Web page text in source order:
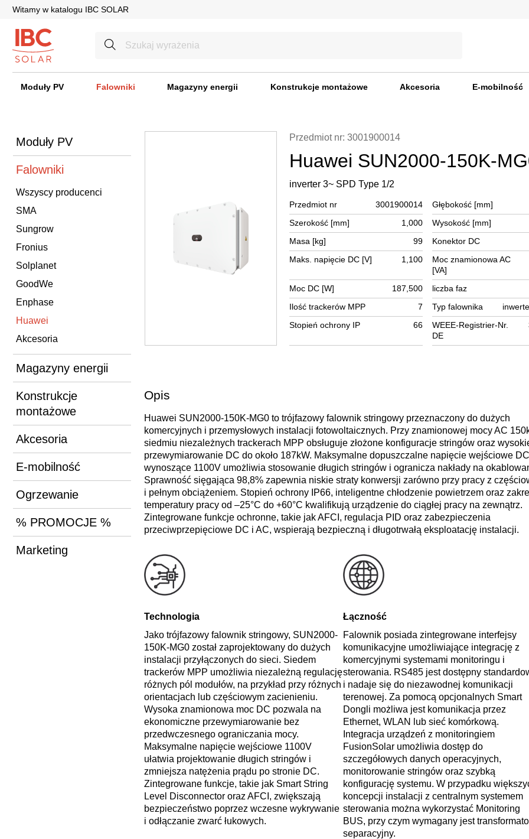
Witamy w katalogu IBC SOLAR
Moduły PV Falowniki Magazyny energii Konstrukcje montażowe Akcesoria E-mobilność
Moduły PV
Falowniki
Wszyscy producenci
SMA
Sungrow
Fronius
Solplanet
GoodWe
Enphase
Huawei
Akcesoria
Magazyny energii
Konstrukcje
montażowe
Akcesoria
E-mobilność
Ogrzewanie
% PROMOCJE %
Marketing
Przedmiot nr: 3001900014
Huawei SUN2000-150K-
inverter 3~ SPD Type 1/2
Przedmiot nr 3001900014 Głębokość [mm]
Szerokość [mm]
1,000 Wysokość [mm]
Masa [kg]
99 Konektor DC
Maks. napięcie DC [V]
1,100
Moc znamionowa AC
[VA]
Moc DC [W] 187,500 liczba faz
Ilość trackerów MPP
7 Typ falownika
Stopień ochrony IP
66
WEEE-Registrier-Nr.
DE
Opis
Huawei SUN2000-150K-MG0 to trójfazowy falownik stringowy przeznaczony do dużych
komercyjnych i przemysłowych instalacji fotowoltaicznych. Przy znamionowej mocy AC
siedmiu niezależnych trackerach MPP obsługuje złożone konfiguracje stringów oraz
przewymiarowanie DC do około 187kW. Maksymalne dopuszczalne napięcie wejściowe DC
wynoszące 1100V umożliwia stosowanie długich stringów i ogranicza nakłady na
Sprawność sięgająca 98,8% zapewnia niskie straty konwersji zarówno przy pracy z
i pełnym obciążeniem. Stopień ochrony IP66, inteligentne chłodzenie powietrzem oraz
temperatury pracy od –25°C do +60°C kwalifikują urządzenie do ciągłej pracy na zewnątrz.
Zintegrowane funkcje ochronne, takie jak AFCI, regulacja PID oraz zabezpieczenia
przeciwprzepięciowe DC i AC, wspierają bezpieczną i długotrwałą eksploatację instalacji.
Technologia
Jako trójfazowy falownik stringowy, SUN2000-
150K-MG0 został zaprojektowany do dużych
instalacji przyłączonych do sieci. Siedem
trackerów MPP umożliwia niezależną regulację
różnych pól modułów, na przykład przy różnych
orientacjach lub częściowym zacienieniu.
Wysoka znamionowa moc DC pozwala na
ekonomiczne przewymiarowanie bez
przedwczesnego ograniczania mocy.
Maksymalne napięcie wejściowe 1100V
ułatwia projektowanie długich stringów i
zmniejsza natężenia prądu po stronie DC.
Zintegrowane funkcje, takie jak Smart String
Level Disconnector oraz AFCI, zwiększają
bezpieczeństwo poprzez wczesne wykrywanie
i odłączanie zwarć łukowych.
Łączność
Falownik posiada zintegrowane interfejsy
komunikacyjne umożliwiające integrację z
komercyjnymi systemami monitoringu i
sterowania. RS485 jest dostępny
i nadaje się do niezawodnej komunikacji
terenowej. Za pomocą opcjonalnych Smart
Dongli możliwa jest komunikacja przez
Ethernet, WLAN lub sieć komórkową.
Integracja urządzeń z monitoringiem
FusionSolar umożliwia dostęp do
szczegółowych danych operacyjnych,
monitorowanie stringów oraz szybką
konfigurację systemu. W przypadku
koncepcji instalacji z centralnym systemem
sterowania można wykorzystać Monitoring
BUS, przy czym wymagany jest
separacyjny.